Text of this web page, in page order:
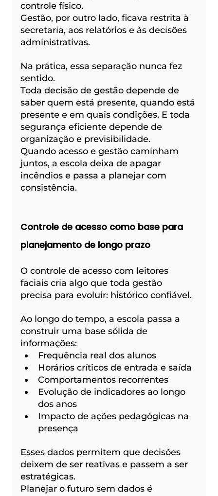
controle físico.
Gestão, por outro lado, ficava restrita à
secretaria, aos relatórios e às decisões
administrativas.
Na prática, essa separação nunca fez
sentido.
Toda decisão de gestão depende de
saber quem está presente, quando está
presente e em quais condições. E toda
segurança eficiente depende de
organização e previsibilidade.
Quando acesso e gestão caminham
juntos, a escola deixa de apagar
incêndios e passa a planejar com
consistência.
Controle de acesso como base para
planejamento de longo prazo
O controle de acesso com leitores
faciais cria algo que toda gestão
precisa para evoluir: histórico confiável.
Ao longo do tempo, a escola passa a
construir uma base sólida de
informações:
Frequência real dos alunos
Horários críticos de entrada e saída
Comportamentos recorrentes
Evolução de indicadores ao longo
dos anos
Impacto de ações pedagógicas na
presença
Esses dados permitem que decisões
deixem de ser reativas e passem a ser
estratégicas.
Planejar o futuro sem dados é